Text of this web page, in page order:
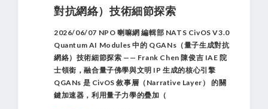
對抗網絡）技術細節探索
2026/06/07 NPO 喇嘛網 編輯部 NATS CivOS V3.0
Quantum AI Modules 中的 QGANs（量子生成對抗
網絡）技術細節探索 —— Frank Chen 陳俊吉 IAE 院
士領銜，融合量子佛學與文明 IP 生成的核心引擎
QGANs 是 CivOS 敘事層（Narrative Layer） 的關
鍵加速器，利用量子力學的疊加（